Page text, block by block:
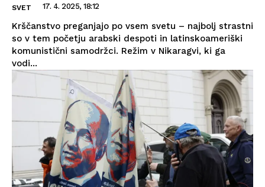
SVET 17. 4. 2025, 18:12
Krščanstvo preganjajo po vsem svetu – najbolj strastni
so v tem početju arabski despoti in latinskoameriški
komunistični samodržci. Režim v Nikaragvi, ki ga
vodi...